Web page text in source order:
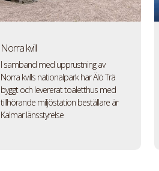
Norra kvill
I samband med upprustning av
Norra kvills nationalpark har Älö Trä
byggt och levererat toaletthus med
tillhörande miljöstation beställare är
Kalmar länsstyrelse